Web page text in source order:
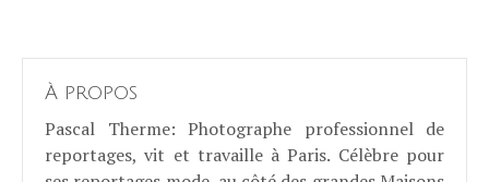
À propos
Pascal Therme: Photographe professionnel de
reportages, vit et travaille à Paris. Célèbre pour